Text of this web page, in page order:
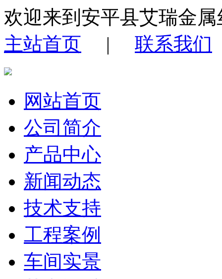
欢迎来到安平县艾瑞金
主站首页 | 联系我们
网站首页
公司简介
产品中心
新闻动态
技术支持
工程案例
车间实景